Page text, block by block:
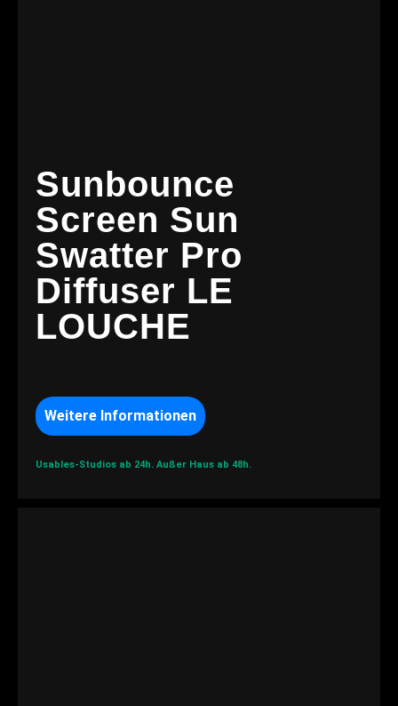
Sunbounce
Screen Sun
Swatter Pro
Diffuser LE
LOUCHE
Weitere Informationen
Usables-Studios ab 24h. Außer Haus ab 48h.